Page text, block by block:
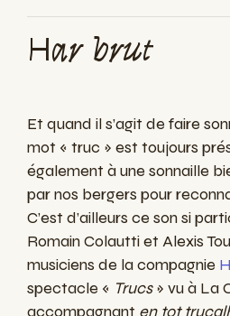
Har brut
Et quand il s’agit de faire
mot « truc » est toujours
également à une sonnaille
par nos bergers pour
C’est d’ailleurs ce son si
Romain Colautti et Alexis
musiciens de la compagnie
spectacle « Trucs» vu à La
accompagnant en tot